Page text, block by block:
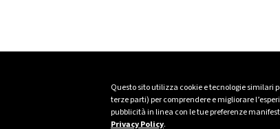
Questo sito utilizza cookie e tecnologie similari
terze parti) per comprendere e migliorare
pubblicità in linea con le tue preferenze
Privacy Policy.